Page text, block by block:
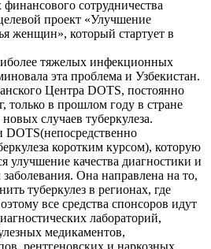
сотрудничества
проект «Улучшение
женщин», который стартует в
тяжелых инфекционных
эта проблема и Узбекистан.
Центра DOTS, постоянно
только в прошлом году в стране
случаев туберкулеза.
DOTS(непосредственно
коротким курсом), которую
улучшение качества диагностики и
Она направлена на то,
туберкулез в регионах, где
все средства спонсоров идут
лабораторий,
медикаментов,